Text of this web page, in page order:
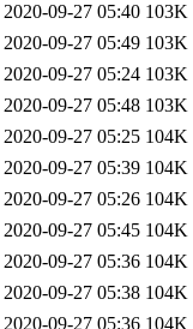
2020-09-27 05:40 103K
2020-09-27 05:49 103K
2020-09-27 05:24 103K
2020-09-27 05:48 103K
2020-09-27 05:25 104K
2020-09-27 05:39 104K
2020-09-27 05:26 104K
2020-09-27 05:45 104K
2020-09-27 05:36 104K
2020-09-27 05:38 104K
2020-09-27 05:36 104K